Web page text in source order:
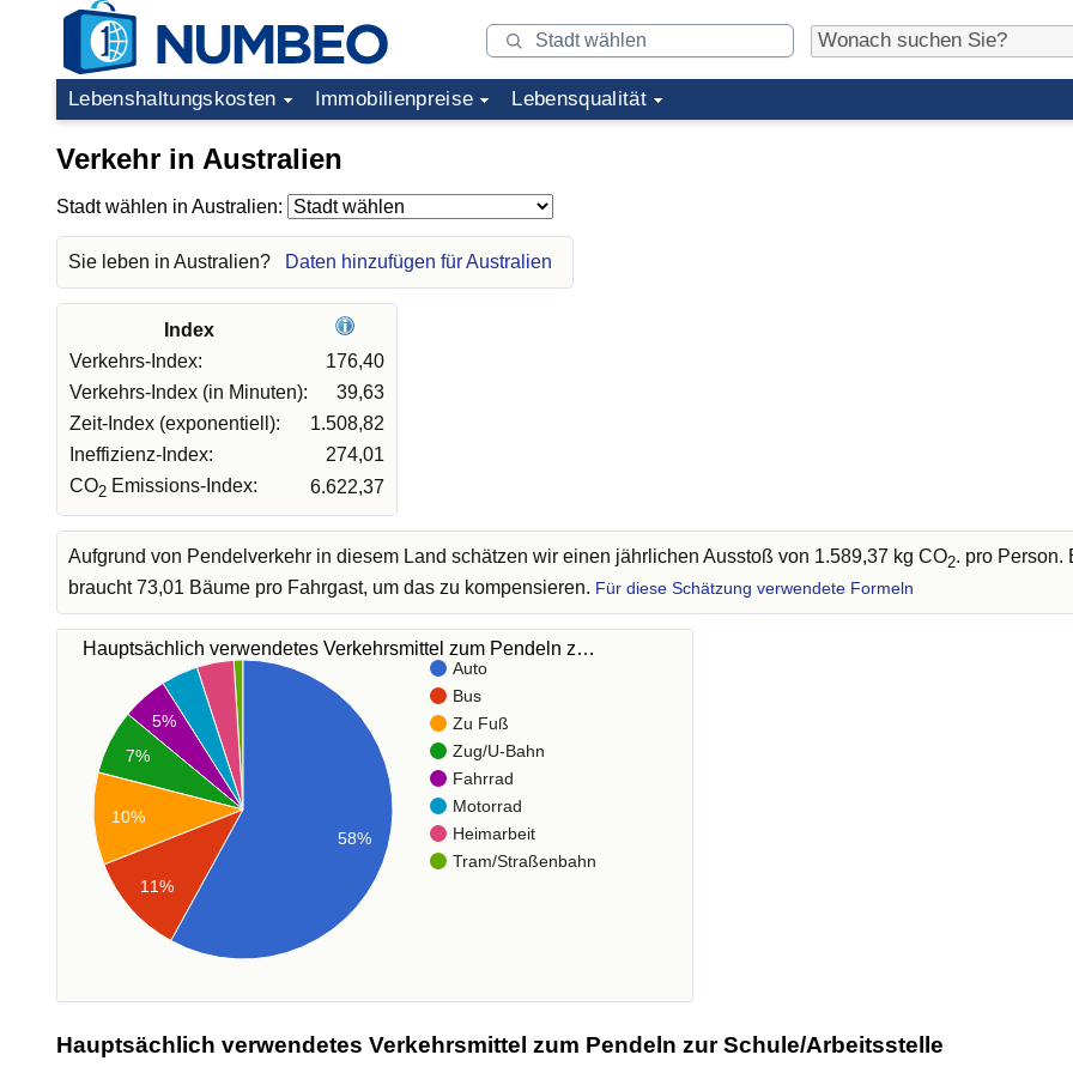
Lebenshaltungskosten Immobilienpreise Lebensqualität
Verkehr in Australien
Stadt wählen in Australien:
Sie leben in Australien? Daten hinzufügen für Australien
Index
Verkehrs-Index:
176,40
Verkehrs-Index (in Minuten):
39,63
Zeit-Index (exponentiell):
1.508,82
Ineffizienz-Index:
274,01
CO2 Emissions-Index: 6.622,37
Aufgrund von Pendelverkehr in diesem Land schätzen wir einen jährlichen Ausstoß von 1.589,37 kg CO2. pro Person.
braucht 73,01 Bäume pro Fahrgast, um das zu kompensieren. Für diese Schätzung verwendete Formeln
Hauptsächlich verwendetes Verkehrsmittel zum Pendeln z…
Auto
Bus
Zu Fuß
Zug/U-Bahn
Fahrrad
Motorrad
Heimarbeit
Tram/Straßenbahn
5%
7%
10%
11%
58%
Hauptsächlich verwendetes Verkehrsmittel zum Pendeln zur Schule/Arbeitsstelle